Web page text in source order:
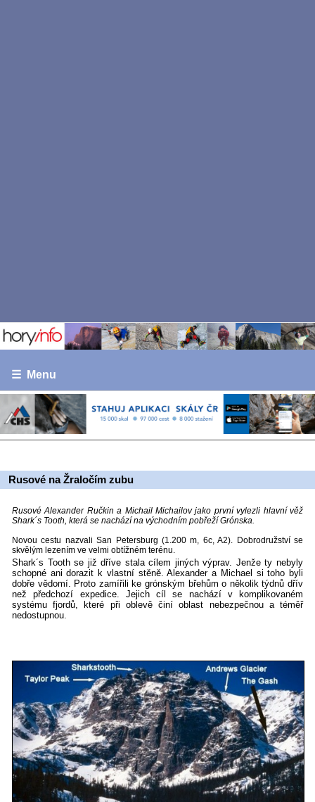
☰ Menu
Rusové na Žraločím zubu
Rusové Alexander Ručkin a Michail Michailov jako první vylezli hlavní věž
Shark´s Tooth, která se nachází na východním pobřeží Grónska.
Novou cestu nazvali San Petersburg (1.200 m, 6c, A2). Dobrodružství se
skvělým lezením ve velmi obtížném terénu.
Shark´s Tooth se již dříve stala cílem jiných výprav. Jenže ty nebyly
schopné ani dorazit k vlastní stěně. Alexander a Michael si toho byli
dobře vědomí. Proto zamířili ke grónským břehům o několik týdnů dřív
než předchozí expedice. Jejich cíl se nachází v komplikovaném
systému fjordů, které při oblevě činí oblast nebezpečnou a téměř
nedostupnou.